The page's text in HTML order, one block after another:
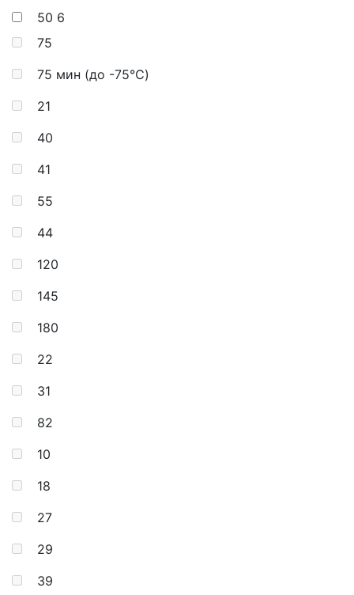
50 6
75
75 мин (до -75℃)
21
40
41
55
44
120
145
180
22
31
82
10
18
27
29
39